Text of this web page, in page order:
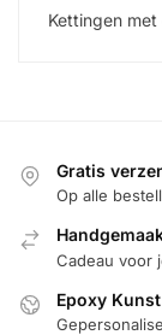
Kettingen met
Gratis
Op alle
Cadeau voor
Epoxy Kunst